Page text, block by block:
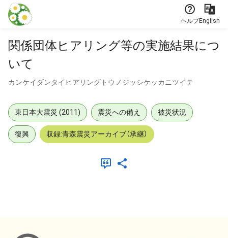
本文に飛ぶ
ヘルプEnglish
関係団体ヒアリング等の実施結果につ
いて
カンケイダンタイヒアリングトウノジッシケッカニツイテ
東日本大震災 (2011) 震災への備え 被災状況
復興 収録:青森震災アーカイブ（承継）